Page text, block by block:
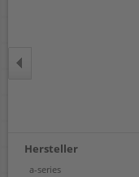
Hersteller
a-series